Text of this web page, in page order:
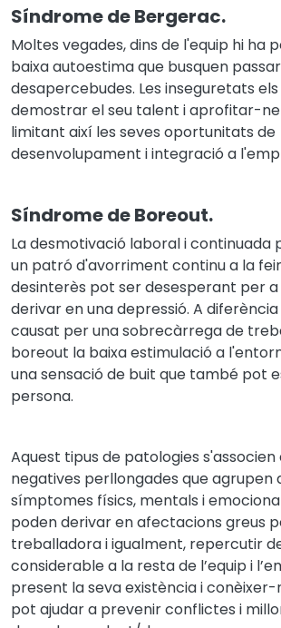
Síndrome de Bergerac.
Moltes vegades, dins de l'equip hi ha
baixa autoestima que busquen passar
desapercebudes. Les inseguretats
demostrar el seu talent i aprofitar-
limitant així les seves oportunitats de
desenvolupament i integració a
Síndrome de Boreout.
La desmotivació laboral i continuada
un patró d'avorriment continu a la
desinterès pot ser desesperant per
derivar en una depressió. A
causat per una sobrecàrrega de
boreout la baixa estimulació a
una sensació de buit que també pot
persona.
Aquest tipus de patologies s'associen
negatives perllongades que agrupen
símptomes físics, mentals i
poden derivar en afectacions greus
treballadora i igualment, repercutir
considerable a la resta de l’equip i
present la seva existència i conèixer-
pot ajudar a prevenir conflictes i